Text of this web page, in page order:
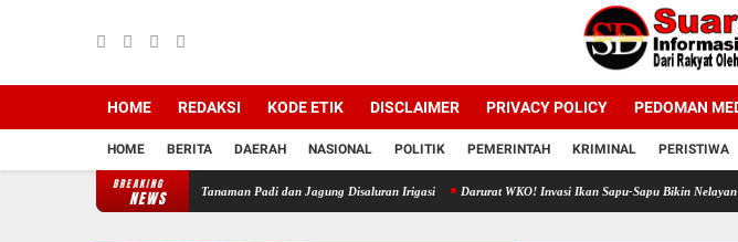
HOME REDAKSI KODE ETIK DISCLAIMER PRIVACY POLICY PEDOMAN
HOME BERITA DAERAH NASIONAL POLITIK PEMERINTAH KRIMINAL PERISTIWA
BREAKING
NEWS
Petani Rela Babat Tanaman Padi dan Jagung Disaluran Irigasi Darurat WKO! Invasi Ikan Sapu-Sapu Bikin Nelayan Putus Asa,